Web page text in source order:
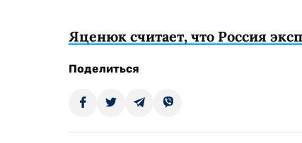
Яценюк считает, что Россия
Поделиться